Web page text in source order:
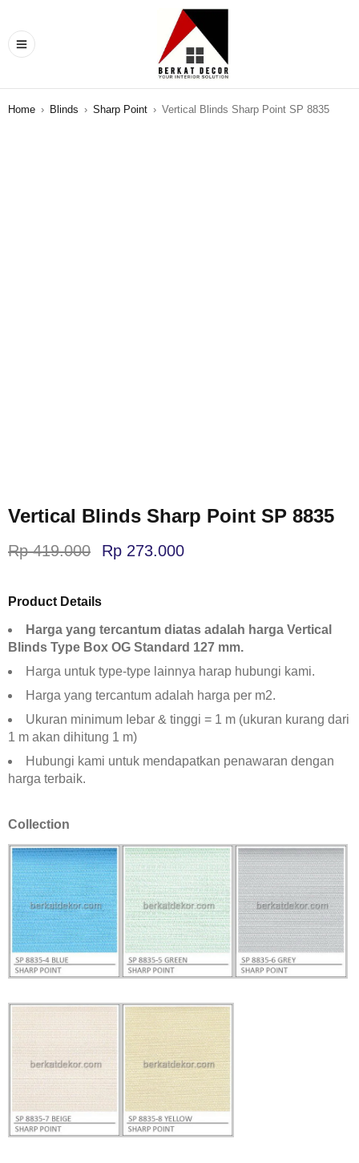
Home › Blinds › Sharp Point › Vertical Blinds Sharp Point SP 8835
Vertical Blinds Sharp Point SP 8835
Rp419.000 Rp 273.000
Product Details
Harga yang tercantum diatas adalah harga Vertical
Blinds Type Box OG Standard 127 mm.
Harga untuk type-type lainnya harap hubungi kami.
Harga yang tercantum adalah harga per m2.
Ukuran minimum Iebar & tinggi = 1 m (ukuran kurang dari
1 m akan dihitung 1 m)
Hubungi kami untuk mendapatkan penawaran dengan
harga terbaik.
Collection